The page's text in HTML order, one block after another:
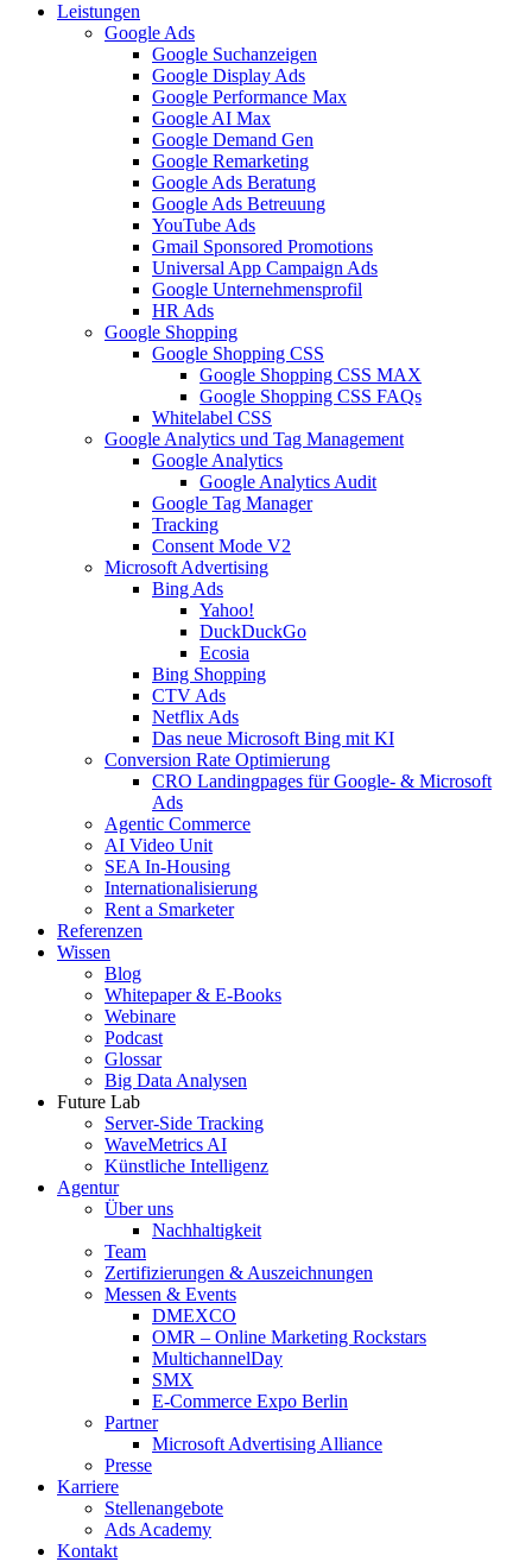
Leistungen
Google Ads
Google Suchanzeigen
Google Display Ads
Google Performance Max
Google AI Max
Google Demand Gen
Google Remarketing
Google Ads Beratung
Google Ads Betreuung
YouTube Ads
Gmail Sponsored Promotions
Universal App Campaign Ads
Google Unternehmensprofil
HR Ads
Google Shopping
Google Shopping CSS
Google Shopping CSS MAX
Google Shopping CSS FAQs
Whitelabel CSS
Google Analytics und Tag Management
Google Analytics
Google Analytics Audit
Google Tag Manager
Tracking
Consent Mode V2
Microsoft Advertising
Bing Ads
Yahoo!
DuckDuckGo
Ecosia
Bing Shopping
CTV Ads
Netflix Ads
Das neue Microsoft Bing mit KI
Conversion Rate Optimierung
CRO Landingpages für Google- & Microsoft
Ads
Agentic Commerce
AI Video Unit
SEA In-Housing
Internationalisierung
Rent a Smarketer
Referenzen
Wissen
Blog
Whitepaper & E-Books
Webinare
Podcast
Glossar
Big Data Analysen
Future Lab
Server-Side Tracking
WaveMetrics AI
Künstliche Intelligenz
Agentur
Über uns
Nachhaltigkeit
Team
Zertifizierungen & Auszeichnungen
Messen & Events
DMEXCO
OMR – Online Marketing Rockstars
MultichannelDay
SMX
E-Commerce Expo Berlin
Partner
Microsoft Advertising Alliance
Presse
Karriere
Stellenangebote
Ads Academy
Kontakt